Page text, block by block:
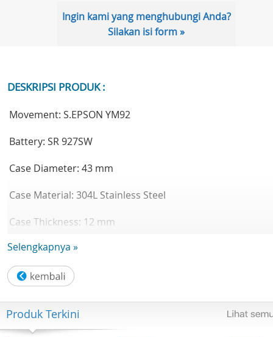
Ingin kami yang menghubungi Anda?
Silakan isi form »
DESKRIPSI PRODUK :
Movement: S.EPSON YM92
Battery: SR 927SW
Case Diameter: 43 mm
Case Material: 304L Stainless Steel
Case Thickness: 12 mm
Band Material: Silicone
Band Width: 32 mm X 20 mm
Glass: Sapphire
Water Resistant: 5 ATM
Selengkapnya »
Produk Terkini